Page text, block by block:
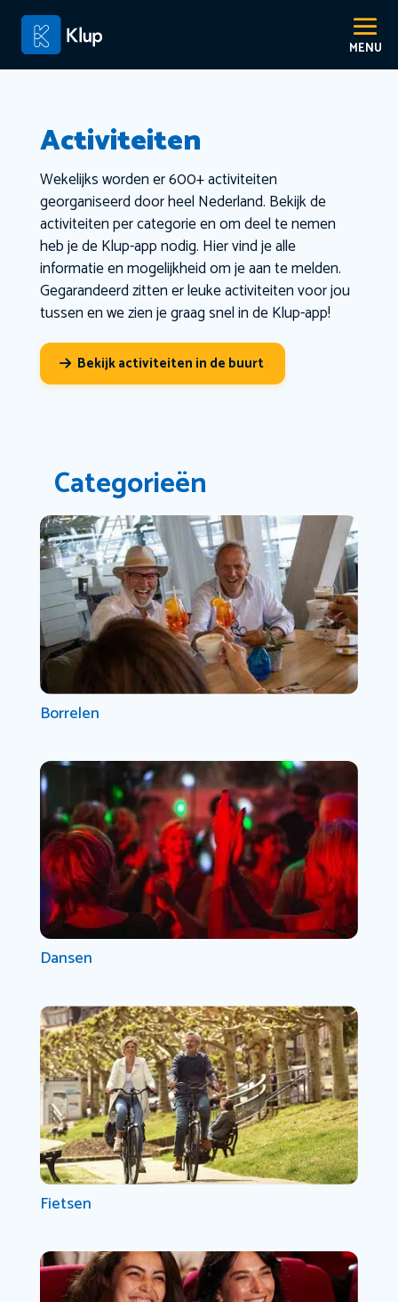
Activiteiten
Wekelijks worden er 600+ activiteiten
georganiseerd door heel Nederland. Bekijk de
activiteiten per categorie en om deel te nemen
heb je de Klup-app nodig. Hier vind je alle
informatie en mogelijkheid om je aan te melden.
Gegarandeerd zitten er leuke activiteiten voor jou
tussen en we zien je graag snel in de Klup-app!
Bekijk activiteiten in de buurt
Categorieën
Borrelen
Dansen
Fietsen